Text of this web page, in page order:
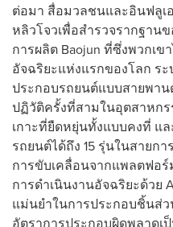
ต่อมา สื่อมวลชนและอินฟลูเ
หลิวโจวเพื่อสำรวจรากฐาน
การผลิต Baojun ที่ซึ่งพวกเข
อัจฉริยะแห่งแรกของโลก ร
ประกอบรถยนต์แบบสายพาน
ปฏิวัติครั้งที่สามในอุตสาหก
เกาะที่ยืดหยุ่นทั้งแบบคงที่ แ
รถยนต์ได้ถึง 15 รุ่นในสายก
การขับเคลื่อนจากแพลตฟอ
การดำเนินงานอัจฉริยะด้วย
แม่นยำในการประกอบชิ้นส่ว
อัตราการประกอบผิดพลาด